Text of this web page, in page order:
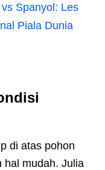
Spanyol: Les
Piala Dunia
di atas pohon
hal mudah. Julia